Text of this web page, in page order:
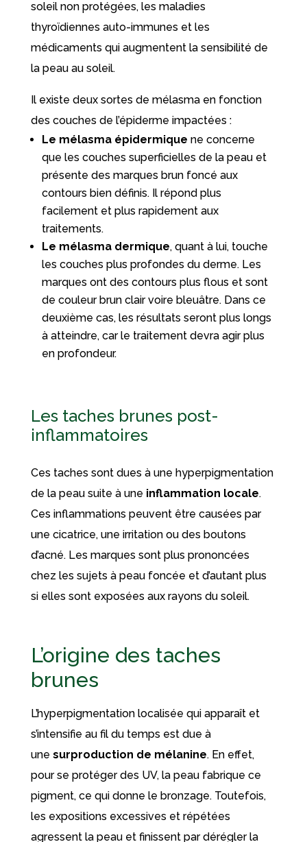
soleil non protégées, les maladies
thyroïdiennes auto-immunes et les
médicaments qui augmentent la sensibilité de
la peau au soleil.
Il existe deux sortes de mélasma en fonction
des couches de l’épiderme impactées :
Le mélasma épidermique ne concerne
que les couches superficielles de la peau et
présente des marques brun foncé aux
contours bien définis. Il répond plus
facilement et plus rapidement aux
traitements.
Le mélasma dermique, quant à lui, touche
les couches plus profondes du derme. Les
marques ont des contours plus flous et sont
de couleur brun clair voire bleuâtre. Dans ce
deuxième cas, les résultats seront plus longs
à atteindre, car le traitement devra agir plus
en profondeur.
Les taches brunes post-
inflammatoires
Ces taches sont dues à une hyperpigmentation
de la peau suite à une inflammation locale.
Ces inflammations peuvent être causées par
une cicatrice, une irritation ou des boutons
d’acné. Les marques sont plus prononcées
chez les sujets à peau foncée et d’autant plus
si elles sont exposées aux rayons du soleil.
L’origine des taches
brunes
L’hyperpigmentation localisée qui apparaît et
s’intensifie au fil du temps est due à
une surproduction de mélanine. En effet,
pour se protéger des UV, la peau fabrique ce
pigment, ce qui donne le bronzage. Toutefois,
les expositions excessives et répétées
agressent la peau et finissent par dérégler la